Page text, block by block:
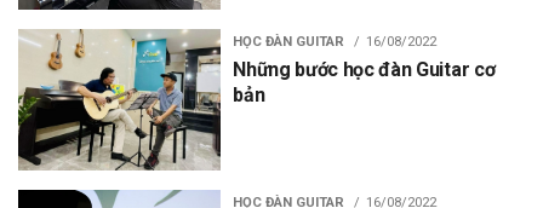
HỌC ĐÀN GUITAR 16/08/2022
Những bước học đàn Guitar cơ
bản
HỌC ĐÀN GUITAR 16/08/2022